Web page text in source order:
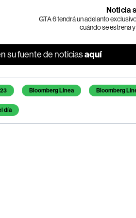
Noticia
GTA 6 tendrá un adelanto
cuándo se estrena
su fuente de noticiasaquí
Bloomberg Línea Bloomberg
día